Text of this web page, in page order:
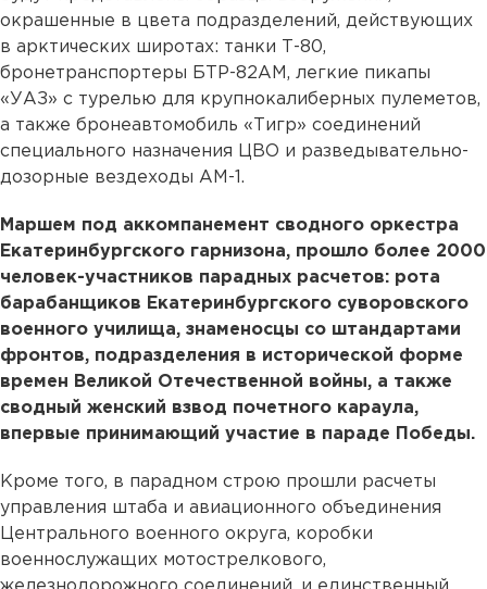
окрашенные в цвета подразделений, действующих
в арктических широтах: танки Т-80,
бронетранспортеры БТР-82АМ, легкие пикапы
«УАЗ» с турелью для крупнокалиберных пулеметов,
а также бронеавтомобиль «Тигр» соединений
специального назначения ЦВО и разведывательно-
дозорные вездеходы АМ-1.
Маршем под аккомпанемент сводного оркестра
Екатеринбургского гарнизона, прошло более 2000
человек-участников парадных расчетов: рота
барабанщиков Екатеринбургского суворовского
военного училища, знаменосцы со штандартами
фронтов, подразделения в исторической форме
времен Великой Отечественной войны, а также
сводный женский взвод почетного караула,
впервые принимающий участие в параде Победы.
Кроме того, в парадном строю прошли расчеты
управления штаба и авиационного объединения
Центрального военного округа, коробки
военнослужащих мотострелкового,